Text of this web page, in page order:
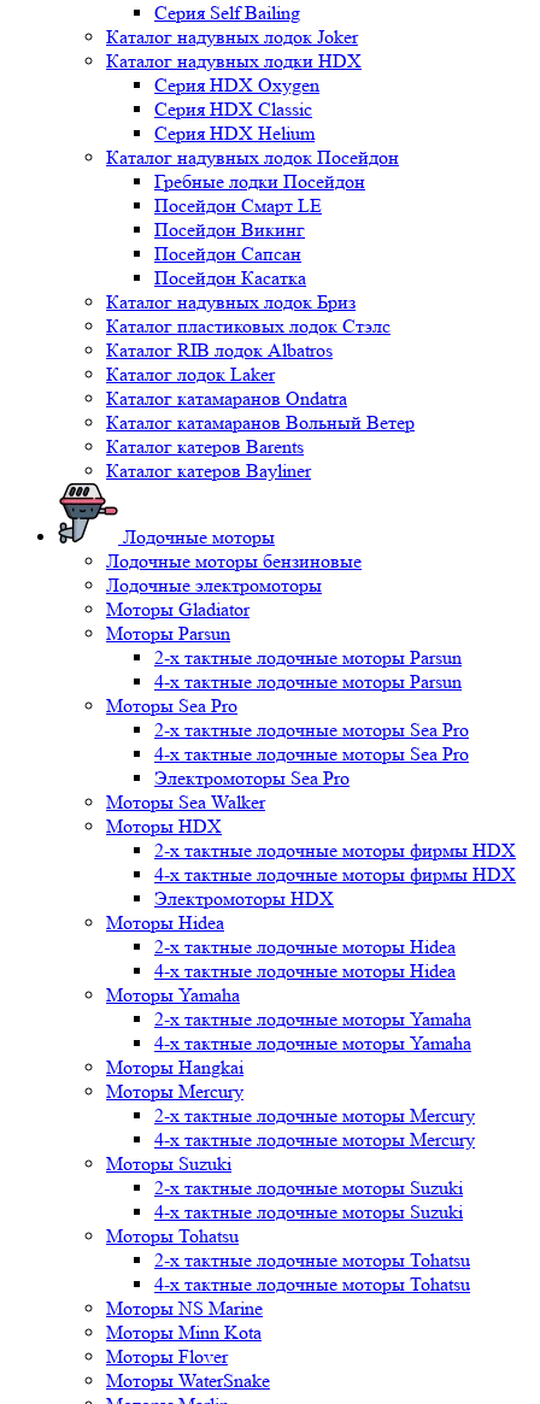
Серия Self Bailing
Каталог надувных лодок Joker
Каталог надувных лодки HDX
Серия HDX Oxygen
Серия HDX Classic
Серия HDX Helium
Каталог надувных лодок Посейдон
Гребные лодки Посейдон
Посейдон Смарт LE
Посейдон Викинг
Посейдон Сапсан
Посейдон Касатка
Каталог надувных лодок Бриз
Каталог пластиковых лодок Стэлс
Каталог RIB лодок Albatros
Каталог лодок Laker
Каталог катамаранов Ondatra
Каталог катамаранов Вольный Ветер
Каталог катеров Barents
Каталог катеров Bayliner
Лодочные моторы
Лодочные моторы бензиновые
Лодочные электромоторы
Моторы Gladiator
Моторы Parsun
2-х тактные лодочные моторы Parsun
4-х тактные лодочные моторы Parsun
Моторы Sea Pro
2-х тактные лодочные моторы Sea Pro
4-х тактные лодочные моторы Sea Pro
Электромоторы Sea Pro
Моторы Sea Walker
Моторы HDX
2-х тактные лодочные моторы фирмы HDX
4-х тактные лодочные моторы фирмы HDX
Электромоторы HDX
Моторы Hidea
2-х тактные лодочные моторы Hidea
4-х тактные лодочные моторы Hidea
Моторы Yamaha
2-х тактные лодочные моторы Yamaha
4-х тактные лодочные моторы Yamaha
Моторы Hangkai
Моторы Mercury
2-х тактные лодочные моторы Mercury
4-х тактные лодочные моторы Mercury
Моторы Suzuki
2-х тактные лодочные моторы Suzuki
4-х тактные лодочные моторы Suzuki
Моторы Tohatsu
2-х тактные лодочные моторы Tohatsu
4-х тактные лодочные моторы Tohatsu
Моторы NS Marine
Моторы Minn Kota
Моторы Flover
Моторы WaterSnake